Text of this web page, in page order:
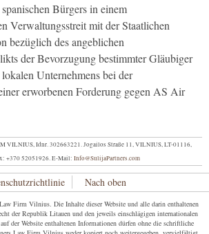
Bürgers in einem
Verwaltungsstreit mit der Staatlichen
bezüglich des angeblichen
der Bevorzugung bestimmter Gläubiger
Unternehmens bei der
erworbenen Forderung gegen AS Air
VILNIUS, Idnr. 302663221. Jogailos Straße 11, VILNIUS, LT-01116,
+370 52051926.E-Mail: Info@SulijaPartners.com
Nach oben
Firm Vilnius. Die Inhalte dieser Website und alle darin enthaltenen
der Republik Litauen und den jeweils einschlägigen internationalen
der Website enthaltenen Informationen dürfen ohne die schriftliche